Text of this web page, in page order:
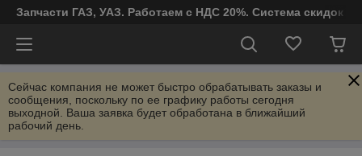
Запчасти ГАЗ, УАЗ. Работаем с НДС 20%. Система скидок
Сейчас компания не может быстро обрабатывать заказы и
сообщения, поскольку по ее графику работы сегодня
выходной. Ваша заявка будет обработана в ближайший
рабочий день.